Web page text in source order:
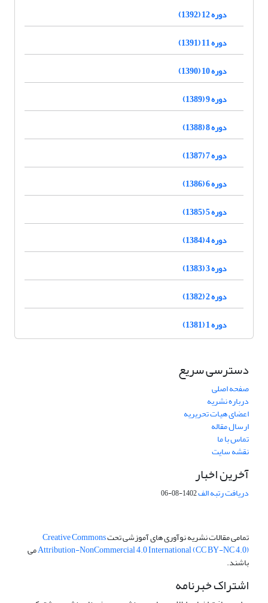
دوره 12 (1392)
دوره 11 (1391)
دوره 10 (1390)
دوره 9 (1389)
دوره 8 (1388)
دوره 7 (1387)
دوره 6 (1386)
دوره 5 (1385)
دوره 4 (1384)
دوره 3 (1383)
دوره 2 (1382)
دوره 1 (1381)
دسترسی سریع
صفحه اصلی
درباره نشریه
اعضای هیات تحریریه
ارسال مقاله
تماس با ما
نقشه سایت
آخرین اخبار
دریافت رتبه الف1402-08-06
تمامی مقالات نشریه نوآوری های آموزشی تحتCreative Commons
Attribution-NonCommercial 4.0 International (CC BY-NC 4.0)می
باشند.
اشتراک خبرنامه